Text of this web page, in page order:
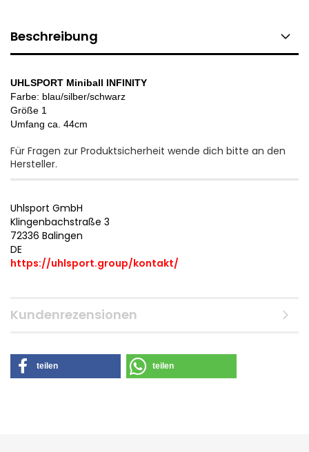
Beschreibung
UHLSPORT Miniball INFINITY
Farbe: blau/silber/schwarz
Größe 1
Umfang ca. 44cm
Für Fragen zur Produktsicherheit wende dich bitte an den
Hersteller.
Uhlsport GmbH
Klingenbachstraße 3
72336 Balingen
DE
https://uhlsport.group/kontakt/
Kundenrezensionen
teilen teilen